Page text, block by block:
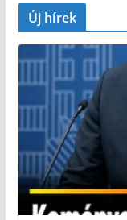
Új hírek